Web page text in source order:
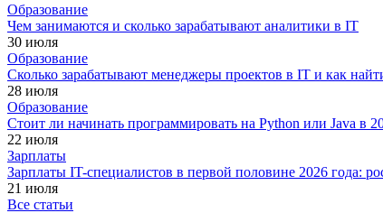
Образование
Чем занимаются и сколько зарабатывают аналитики в IT
30 июля
Образование
Сколько зарабатывают менеджеры проектов в IT и как
28 июля
Образование
Стоит ли начинать программировать на Python или Java в
22 июля
Зарплаты
Зарплаты IT-специалистов в первой половине 2026 года:
21 июля
Все статьи